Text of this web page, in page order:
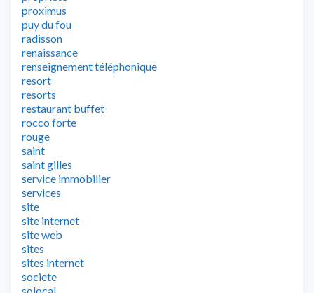
proximus
puy du fou
radisson
renaissance
renseignement téléphonique
resort
resorts
restaurant buffet
rocco forte
rouge
saint
saint gilles
service immobilier
services
site
site internet
site web
sites
sites internet
societe